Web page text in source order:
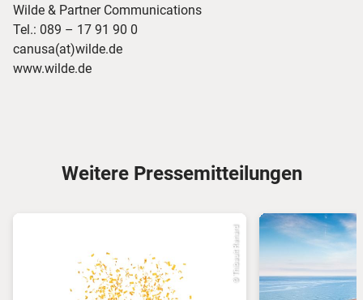
Wilde & Partner Communications
Tel.: 089 – 17 91 90 0
canusa(at)wilde.de
www.wilde.de
Weitere Pressemitteilungen
© Thibault Renard